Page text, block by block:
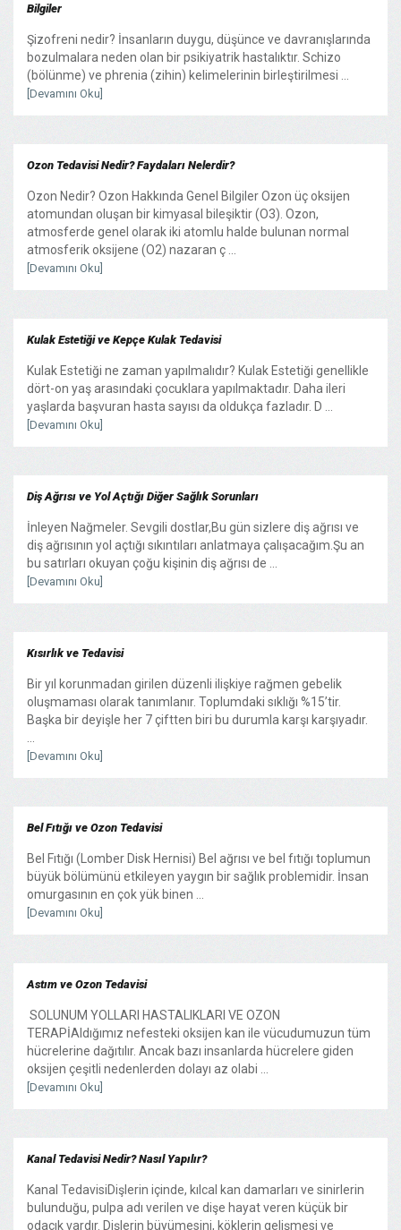
Bilgiler
Şizofreni nedir? İnsanların duygu, düşünce ve davranışlarında
bozulmalara neden olan bir psikiyatrik hastalıktır. Schizo
(bölünme) ve phrenia (zihin) kelimelerinin birleştirilmesi ...
[Devamını Oku]
Ozon Tedavisi Nedir? Faydaları Nelerdir?
Ozon Nedir? Ozon Hakkında Genel Bilgiler Ozon üç oksijen
atomundan oluşan bir kimyasal bileşiktir (O3). Ozon,
atmosferde genel olarak iki atomlu halde bulunan normal
atmosferik oksijene (O2) nazaran ç ...
[Devamını Oku]
Kulak Estetiği ve Kepçe Kulak Tedavisi
Kulak Estetiği ne zaman yapılmalıdır? Kulak Estetiği genellikle
dört-on yaş arasındaki çocuklara yapılmaktadır. Daha ileri
yaşlarda başvuran hasta sayısı da oldukça fazladır. D ...
[Devamını Oku]
Diş Ağrısı ve Yol Açtığı Diğer Sağlık Sorunları
İnleyen Nağmeler. Sevgili dostlar,Bu gün sizlere diş ağrısı ve
diş ağrısının yol açtığı sıkıntıları anlatmaya çalışacağım.Şu an
bu satırları okuyan çoğu kişinin diş ağrısı de ...
[Devamını Oku]
Kısırlık ve Tedavisi
Bir yıl korunmadan girilen düzenli ilişkiye rağmen gebelik
oluşmaması olarak tanımlanır. Toplumdaki sıklığı %15’tir.
Başka bir deyişle her 7 çiftten biri bu durumla karşı karşıyadır.
[Devamını Oku]
Bel Fıtığı ve Ozon Tedavisi
Bel Fıtığı (Lomber Disk Hernisi) Bel ağrısı ve bel fıtığı toplumun
büyük bölümünü etkileyen yaygın bir sağlık problemidir. İnsan
omurgasının en çok yük binen ...
[Devamını Oku]
Astım ve Ozon Tedavisi
SOLUNUM YOLLARI HASTALIKLARI VE OZON
TERAPİAldığımız nefesteki oksijen kan ile vücudumuzun tüm
hücrelerine dağıtılır. Ancak bazı insanlarda hücrelere giden
oksijen çeşitli nedenlerden dolayı az olabi ...
[Devamını Oku]
Kanal Tedavisi Nedir? Nasıl Yapılır?
Kanal TedavisiDişlerin içinde, kılcal kan damarları ve sinirlerin
bulunduğu, pulpa adı verilen ve dişe hayat veren küçük bir
odacık vardır. Dişlerin büyümesini, köklerin gelişmesi ve